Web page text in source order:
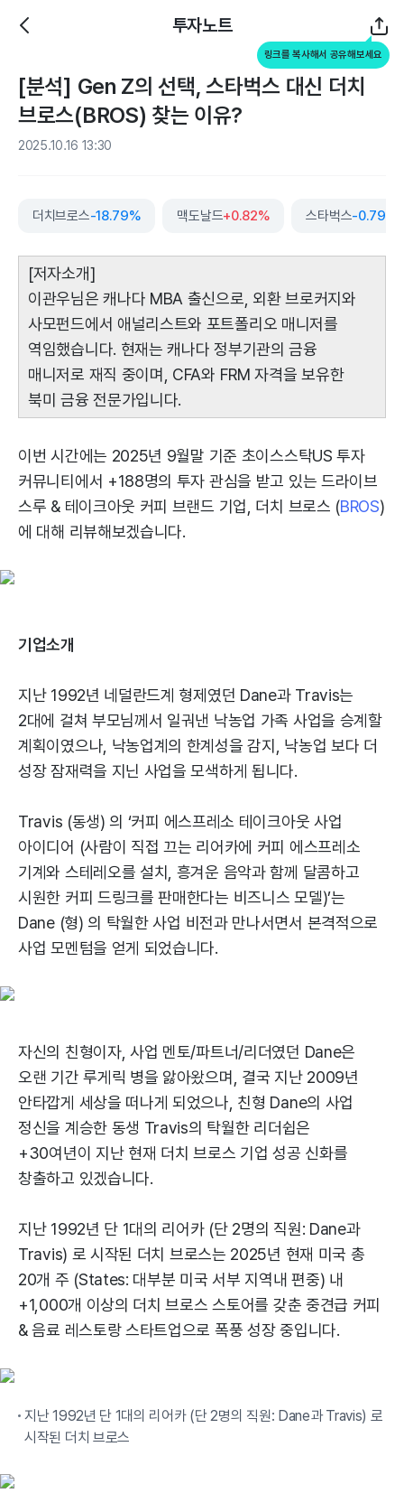
투자노트
링크를 복사해서 공유해보세요
[분석] Gen Z의 선택, 스타벅스 대신 더치
브로스(BROS) 찾는 이유?
2025.10.16 13:30
더치브로스-18.79% 맥도날드+0.82% 스타벅스-0.79%
[저자소개]
이관우님은 캐나다 MBA 출신으로, 외환 브로커지와
사모펀드에서 애널리스트와 포트폴리오 매니저를
역임했습니다. 현재는 캐나다 정부기관의 금융
매니저로 재직 중이며, CFA와 FRM 자격을 보유한
북미 금융 전문가입니다.
이번 시간에는 2025년 9월말 기준 초이스스탁US 투자
커뮤니티에서 +188명의 투자 관심을 받고 있는 드라이브
스루 & 테이크아웃 커피 브랜드 기업, 더치 브로스 (BROS)
에 대해 리뷰해보겠습니다.
기업소개
지난 1992년 네덜란드계 형제였던 Dane과 Travis는
2대에 걸쳐 부모님께서 일궈낸 낙농업 가족 사업을 승계할
계획이였으나, 낙농업계의 한계성을 감지, 낙농업 보다 더
성장 잠재력을 지닌 사업을 모색하게 됩니다.
Travis (동생) 의 ‘커피 에스프레소 테이크아웃 사업
아이디어 (사람이 직접 끄는 리어카에 커피 에스프레소
기계와 스테레오를 설치, 흥겨운 음악과 함께 달콤하고
시원한 커피 드링크를 판매한다는 비즈니스 모델)’는
Dane (형) 의 탁월한 사업 비전과 만나서면서 본격적으로
사업 모멘텀을 얻게 되었습니다.
자신의 친형이자, 사업 멘토/파트너/리더였던 Dane은
오랜 기간 루게릭 병을 앓아왔으며, 결국 지난 2009년
안타깝게 세상을 떠나게 되었으나, 친형 Dane의 사업
정신을 계승한 동생 Travis의 탁월한 리더쉽은
+30여년이 지난 현재 더치 브로스 기업 성공 신화를
창출하고 있겠습니다.
지난 1992년 단 1대의 리어카 (단 2명의 직원: Dane과
Travis) 로 시작된 더치 브로스는 2025년 현재 미국 총
20개 주 (States: 대부분 미국 서부 지역내 편중) 내
+1,000개 이상의 더치 브로스 스토어를 갖춘 중견급 커피
& 음료 레스토랑 스타트업으로 폭풍 성장 중입니다.
지난 1992년 단 1대의 리어카 (단 2명의 직원: Dane과 Travis) 로
시작된 더치 브로스